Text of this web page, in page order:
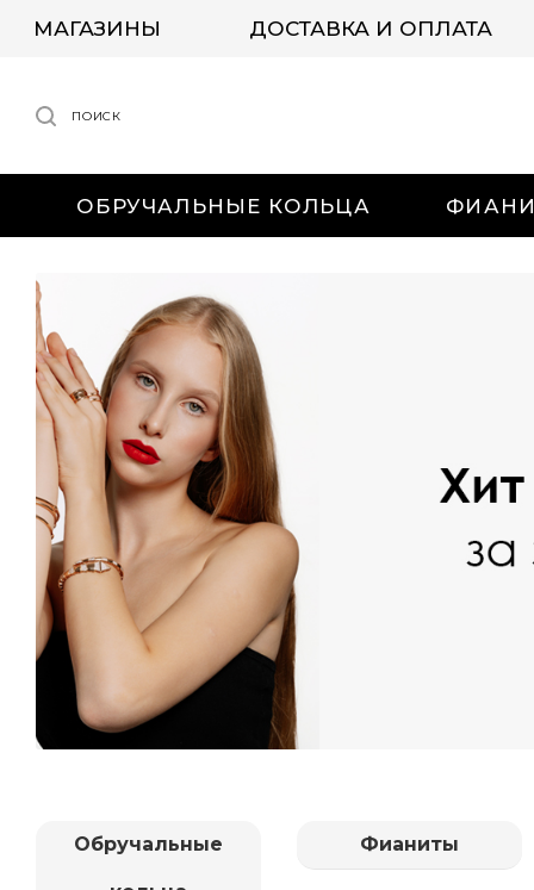
МАГАЗИНЫ ДОСТАВКА И ОПЛАТА
ПОИСК
ОБРУЧАЛЬНЫЕ КОЛЬЦА
Обручальные Фианиты